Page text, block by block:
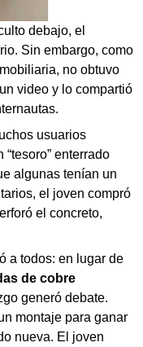
debajo, el
Sin embargo, como
no obtuvo
video y lo compartió
usuarios
enterrado
algunas tenían un
el joven compró
el concreto,
a todos: en lugar de
de cobre
generó debate.
montaje para ganar
nueva. El joven